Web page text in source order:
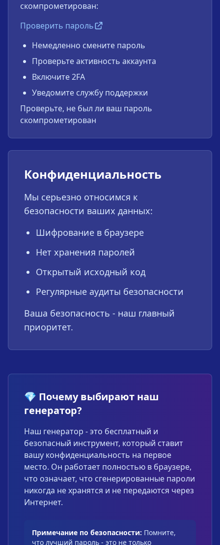
скомпрометирован:
Проверить пароль
Немедленно смените пароль
Проверьте активность аккаунта
Включите 2FA
Уведомите службу поддержки
Проверьте, не был ли ваш пароль
скомпрометирован
Конфиденциальность
Мы серьезно относимся к
безопасности ваших данных:
Шифрование в браузере
Нет хранения паролей
Открытый исходный код
Регулярные аудиты безопасности
Ваша безопасность - наш главный
приоритет.
💎 Почему выбирают наш
генератор?
Наш генератор - это бесплатный и
безопасный инструмент, который ставит
вашу конфиденциальность на первое
место. Он работает полностью в браузере,
что означает, что сгенерированные пароли
никогда не хранятся и не передаются через
Интернет.
Примечание по безопасности: Помните,
что лучший пароль - это не только